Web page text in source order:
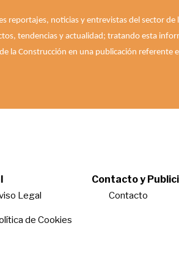
reportajes, noticias y entrevistas del sector
tendencias y actualidad; tratando esta
la Construcción en una publicación referente
Legal
de Cookies
Contacto y
Contacto